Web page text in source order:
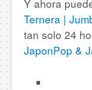
Y ahora
Ternera |
tan solo 24
JaponPop &